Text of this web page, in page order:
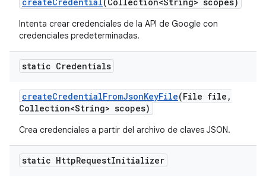
Intenta crear credenciales de la API de Google con
credenciales predeterminadas.
static Credentials
createCredentialFromJsonKeyFile(File file ,
Collection<String> scopes)
Crea credenciales a partir del archivo de claves JSON.
static HttpRequestInitializer